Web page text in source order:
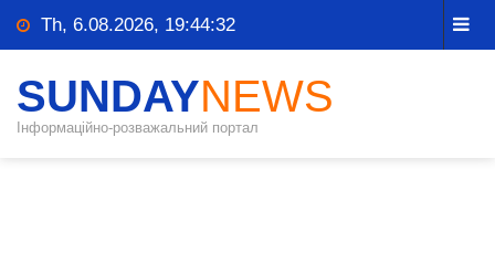
Th, 6.08.2026, 19:44:33
SUNDAYNEWS
Інформаційно-розважальний портал